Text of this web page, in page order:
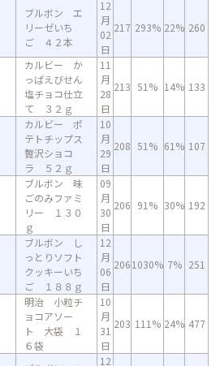
ブルボン エ
リーゼいち
ご ４２本
12
月
02
日
217 293% 22% 260
カルビー か
っぱえびせん
塩チョコ仕立
て ３２ｇ
11
月
28
日
213 51% 14% 133
カルビー ポ
テトチップス
贅沢ショコ
ラ ５２ｇ
10
月
29
日
208 51% 61% 107
ブルボン 味
ごのみファミ
リー １３０
ｇ
09
月
30
日
206 91% 30% 192
ブルボン し
っとりソフト
クッキーいち
ご １８８ｇ
12
月
06
日
2061030% 7% 251
明治 小粒チ
ョコアソー
ト 大袋 １
６袋
10
月
31
日
203 111% 24% 477
12